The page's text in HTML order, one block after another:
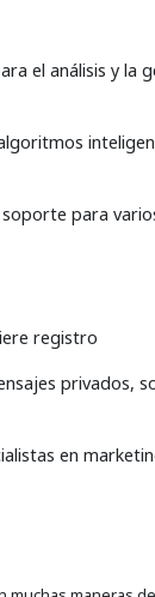
el análisis y la
para
registro
privados,
en